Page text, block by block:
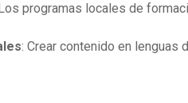
programas locales de
: Crear contenido en lenguas